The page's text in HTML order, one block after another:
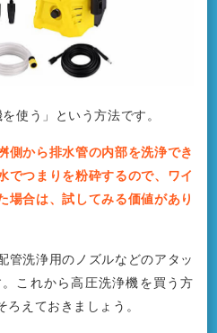
使う」という方法です。
側から排水管の内部を洗浄でき
でつまりを粉砕するので、ワイ
場合は、試してみる価値があり
管洗浄用のノズルなどのアタッ
これから高圧洗浄機を買う方
えておきましょう。